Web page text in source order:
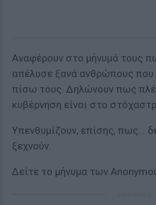
Αναφέρουν στο μήνυμά τους
απέλυσε ξανά ανθρώπους που
πίσω τους. Δηλώνουν πως
κυβέρνηση είναι στο
Υπενθυμίζουν, επίσης, πως...
ξεχνούν.
Δείτε το μήνυμα των